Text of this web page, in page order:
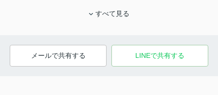
すべて見る
メールで共有する LINEで共有する